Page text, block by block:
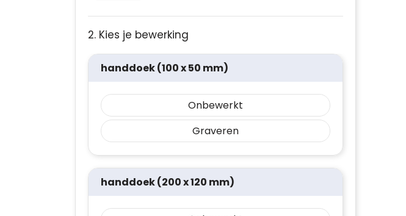
2. Kies je bewerking
handdoek (100 x 50 mm)
Onbewerkt
Graveren
handdoek (200 x 120 mm)